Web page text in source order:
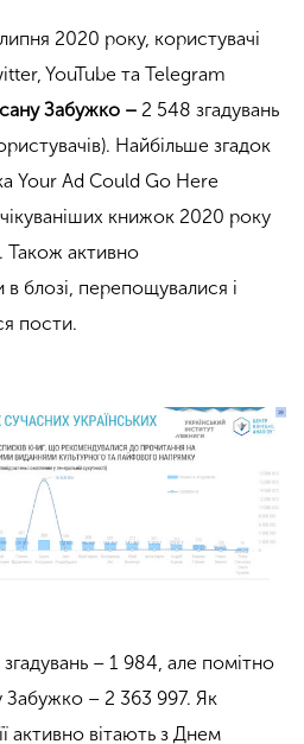
2020 року, користувачі
YouTube та Telegram
Забужко – 2 548 згадувань
Найбільше згадок
Your Ad Could Go Here
книжок 2020 року
Також активно
в блозі, перепощувалися і
пости.
– 1 984, але помітно
Забужко – 2 363 997. Як
активно вітають з Днем